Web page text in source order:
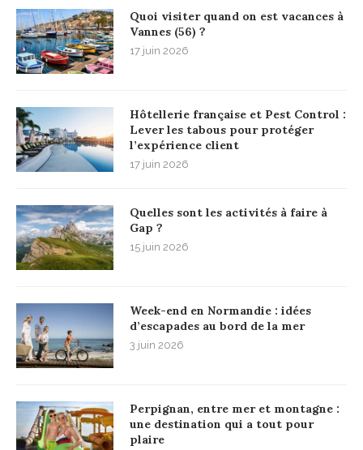
Quoi visiter quand on est vacances à
Vannes (56) ?
17 juin 2026
Hôtellerie française et Pest Control :
Lever les tabous pour protéger
l’expérience client
17 juin 2026
Quelles sont les activités à faire à
Gap ?
15 juin 2026
Week-end en Normandie : idées
d’escapades au bord de la mer
3 juin 2026
Perpignan, entre mer et montagne :
une destination qui a tout pour
plaire